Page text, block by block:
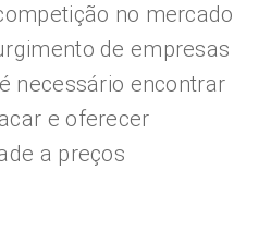
no mercado
de empresas
necessário encontrar
e oferecer
a preços